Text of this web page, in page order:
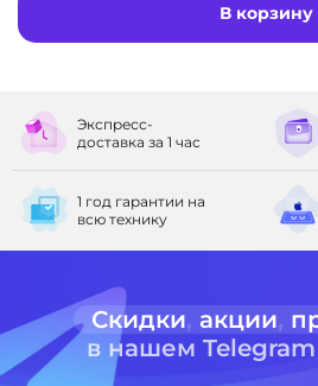
В корзину
Экспресс-
доставка за 1 час
1 год гарантии на
всю технику
Скидки, акции,
в нашем